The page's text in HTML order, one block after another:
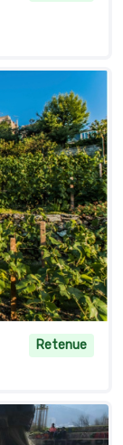
Retenue